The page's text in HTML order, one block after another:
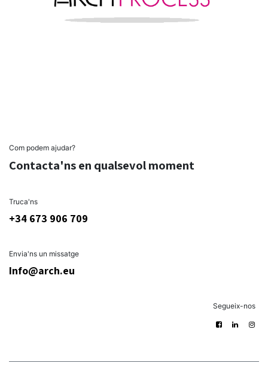
Com podem ajudar?
Contacta'ns en qualsevol moment
Truca'ns
+34 673 906 709
Envia'ns un missatge
Info@arch.eu
Segueix-nos